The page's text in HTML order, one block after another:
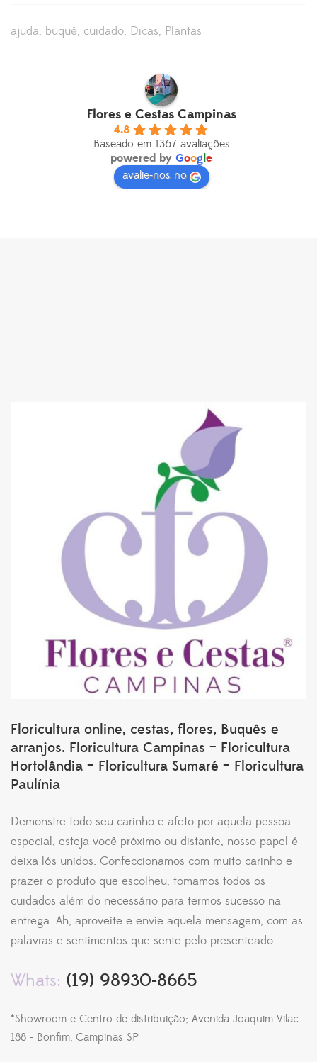
ajuda buquê cuidado Dicas Plantas
Flores e Cestas Campinas
4.8
Baseado em 1367 avaliações
powered by Google
avalie-nos no
Floricultura online, cestas, flores, Buquês e
arranjos. Floricultura Campinas – Floricultura
Hortolândia – Floricultura Sumaré – Floricultura
Paulínia
Demonstre todo seu carinho e afeto por aquela pessoa
especial, esteja você próximo ou distante, nosso papel é
deixa lós unidos. Confeccionamos com muito carinho e
prazer o produto que escolheu, tomamos todos os
cuidados além do necessário para termos sucesso na
entrega. Ah, aproveite e envie aquela mensagem, com as
palavras e sentimentos que sente pelo presenteado.
Whats: (19) 98930-8665
*Showroom e Centro de distribuição; Avenida Joaquim Vilac
188 - Bonfim, Campinas SP